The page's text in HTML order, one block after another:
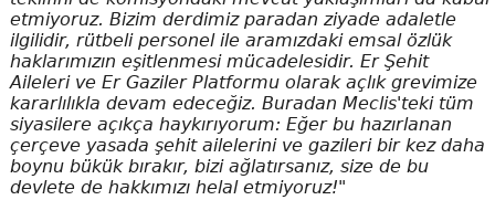
etmiyoruz. Bizim derdimiz paradan ziyade adaletle
ilgilidir, rütbeli personel ile aramızdaki emsal özlük
haklarımızın eşitlenmesi mücadelesidir. Er Şehit
Aileleri ve Er Gaziler Platformu olarak açlık grevimize
kararlılıkla devam edeceğiz. Buradan Meclis'teki tüm
siyasilere açıkça haykırıyorum: Eğer bu hazırlanan
çerçeve yasada şehit ailelerini ve gazileri bir kez daha
boynu bükük bırakır, bizi ağlatırsanız, size de bu
devlete de hakkımızı helal etmiyoruz!"